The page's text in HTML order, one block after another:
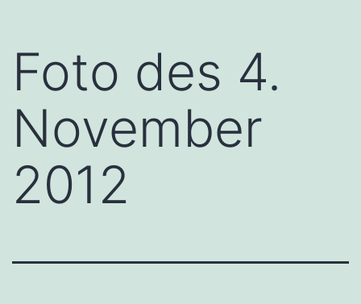
Foto des 4.
November
2012